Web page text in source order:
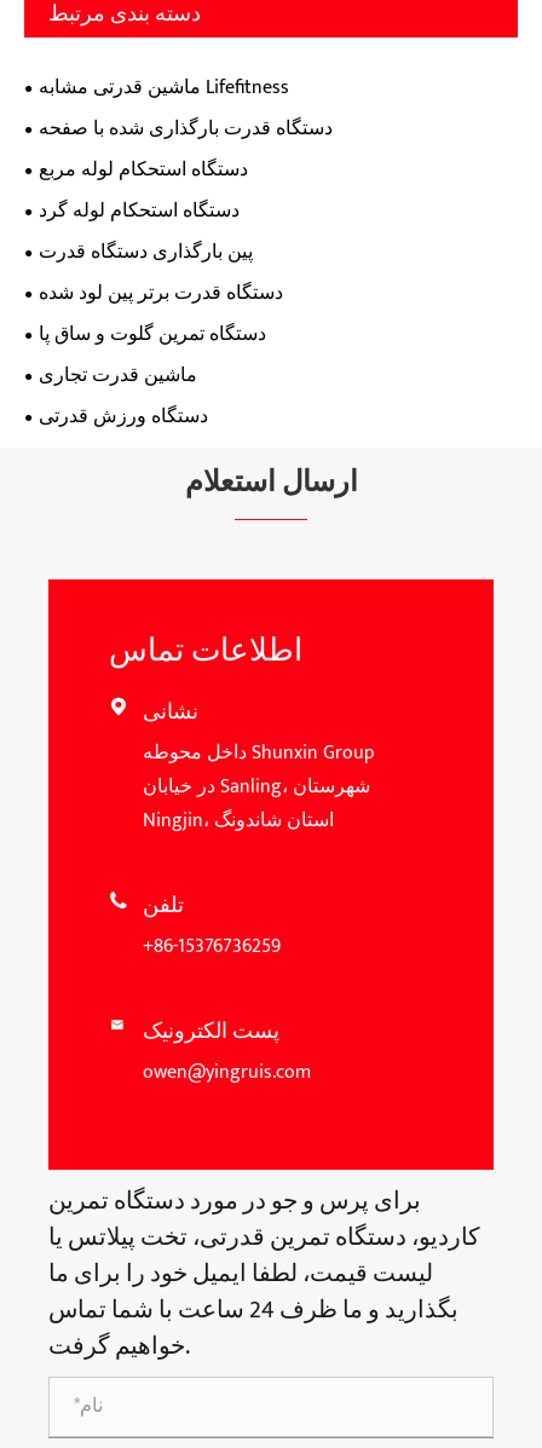
دسته بندی مرتبط
ماشین قدرتی مشابه Lifefitness
دستگاه قدرت بارگذاری شده با صفحه
دستگاه استحکام لوله مربع
دستگاه استحکام لوله گرد
پین بارگذاری دستگاه قدرت
دستگاه قدرت برتر پین لود شده
دستگاه تمرین گلوت و ساق پا
ماشین قدرت تجاری
دستگاه ورزش قدرتی
ارسال استعلام
اطلاعات تماس
 نشانی
داخل محوطه Shunxin Group
در خیابان Sanling، شهرستان
Ningjin، استان شاندونگ
 تلفن
+86-15376736259
 پست الکترونیک
owen@yingruis.com
برای پرس و جو در مورد دستگاه تمرین
کاردیو، دستگاه تمرین قدرتی، تخت پیلاتس یا
لیست قیمت، لطفا ایمیل خود را برای ما
بگذارید و ما ظرف 24 ساعت با شما تماس
خواهیم گرفت.